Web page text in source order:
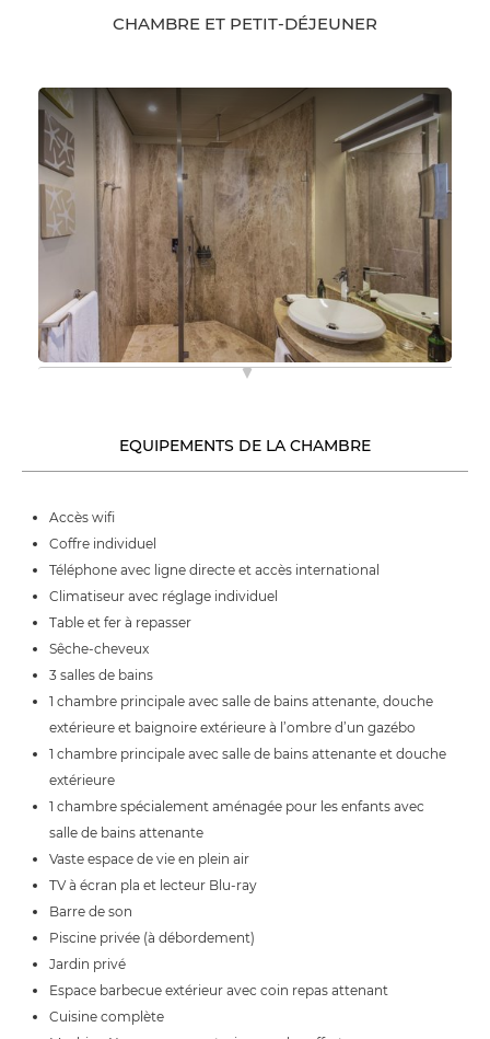
CHAMBRE ET PETIT-DÉJEUNER
EQUIPEMENTS DE LA CHAMBRE
Accès wifi
Coffre individuel
Téléphone avec ligne directe et accès international
Climatiseur avec réglage individuel
Table et fer à repasser
Sêche-cheveux
3 salles de bains
1 chambre principale avec salle de bains attenante, douche
extérieure et baignoire extérieure à l’ombre d’un gazébo
1 chambre principale avec salle de bains attenante et douche
extérieure
1 chambre spécialement aménagée pour les enfants avec
salle de bains attenante
Vaste espace de vie en plein air
TV à écran pla et lecteur Blu-ray
Barre de son
Piscine privée (à débordement)
Jardin privé
Espace barbecue extérieur avec coin repas attenant
Cuisine complète